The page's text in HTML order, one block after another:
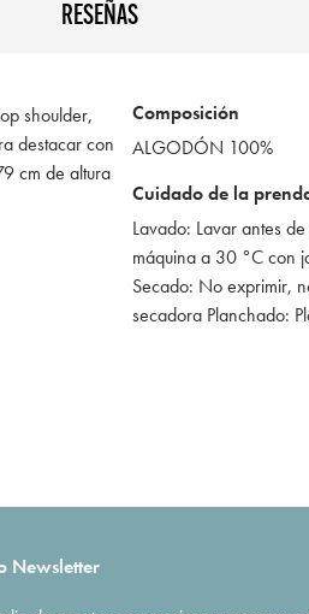
RESEÑAS
shoulder,
destacar con
cm de altura
Composición
ALGODÓN 100%
Cuidado de la
Lavado: Lavar antes
máquina a 30 °C con
Secado: No exprimir,
secadora Planchado:
Newsletter